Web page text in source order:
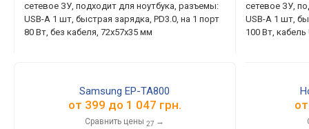
сетевое ЗУ, подходит для ноутбука, разъемы:
USB-A 1 шт, быстрая зарядка, PD3.0, на 1 порт
80 Вт, без кабеля, 72x57x35 мм
сетевое ЗУ,
USB-A 1 шт,
100 Вт, кабель
Samsung EP-TA800
от 399 до 1 047 грн.
Сравнить цены 27 →